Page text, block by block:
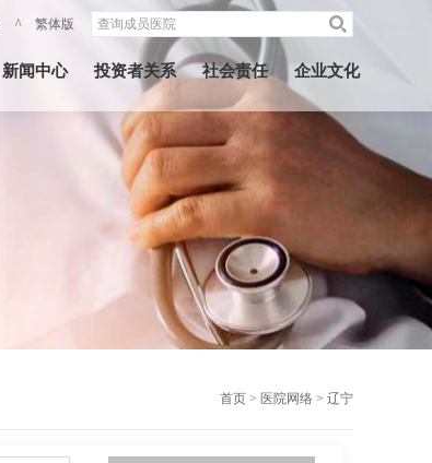
^ 繁体版
新闻中心 投资者关系 社会责任 企业文化
首页 > 医院网络 > 辽宁